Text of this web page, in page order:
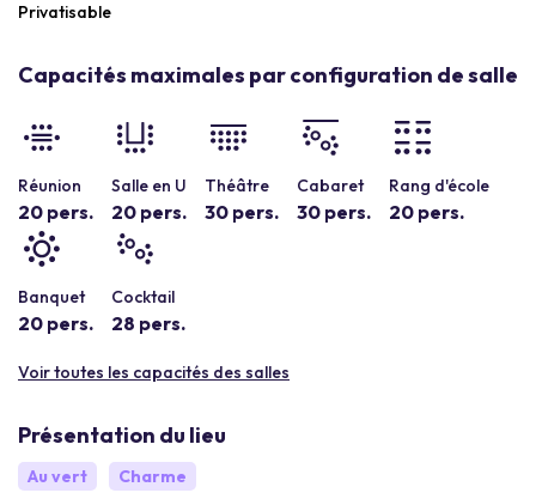
Privatisable
Capacités maximales par configuration de salle
Réunion
20 pers.
Salle en U
20 pers.
Théâtre
30 pers.
Cabaret
30 pers.
Rang d'école
20 pers.
Banquet
20 pers.
Cocktail
28 pers.
Voir toutes les capacités des salles
Présentation du lieu
Au vert
Charme